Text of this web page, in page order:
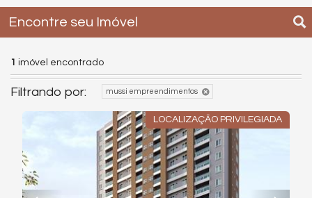
Encontre seu Imóvel
1 imóvel encontrado
Filtrando por: mussi empreendimentos
LOCALIZAÇÃO PRIVILEGIADA